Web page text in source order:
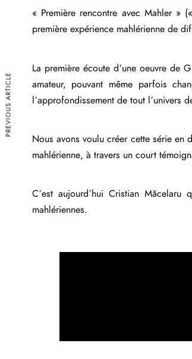
« Première rencontre avec Mahler »
première expérience mahlérienne de
La première écoute d’une oeuvre de
amateur, pouvant même parfois
l’approfondissement de tout l’univers
Nous avons voulu créer cette série en
mahlérienne, à travers un court
C’est aujourd’hui Cristian Măcelaru
mahlériennes.
PREVIOUS ARTICLE